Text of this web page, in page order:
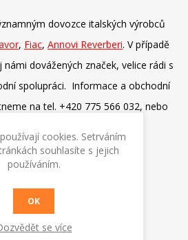
dovozce italských výrobců
, Fiac, Annovi Reverberi. V případě
dovážených značek, velice rádi s
spolupráci. Informace a obchodní
na tel. +420 775 566 032, nebo
cookies. Setrváním
souhlasíte s jejich
používáním.
OK
se více